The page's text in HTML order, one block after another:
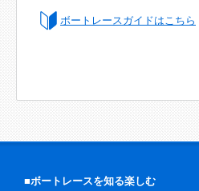
ボートレースガイドはこちら
■ボートレースを知る楽しむ